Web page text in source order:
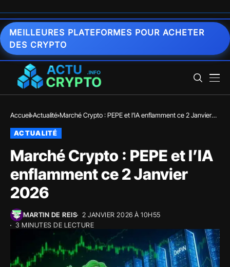
MEILLEURES PLATEFORMES POUR ACHETER
DES CRYPTO
Accueil Actualité Marché Crypto : PEPE et l’IA enflamment ce 2 Janvier
ACTUALITÉ
Marché Crypto : PEPE et l’IA
enflamment ce 2 Janvier
2026
MARTIN DE REIS
2 JANVIER 2026 À 10H55
3 MINUTES DE LECTURE